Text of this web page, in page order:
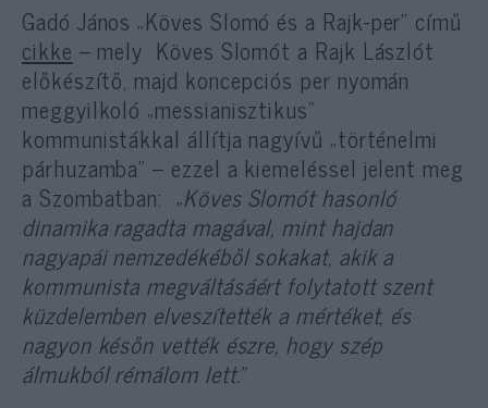
Gadó János „Köves Slomó és a Rajk-per” című
cikke – mely Köves Slomót a Rajk Lászlót
előkészítő, majd koncepciós per nyomán
meggyilkoló „messianisztikus”
kommunistákkal állítja nagyívű „történelmi
párhuzamba” – ezzel a kiemeléssel jelent meg
a Szombatban: „Köves Slomót hasonló
dinamika ragadta magával, mint hajdan
nagyapái nemzedékéből sokakat, akik a
kommunista megváltásáért folytatott szent
küzdelemben elveszítették a mértéket, és
nagyon későn vették észre, hogy szép
álmukból rémálom lett.”